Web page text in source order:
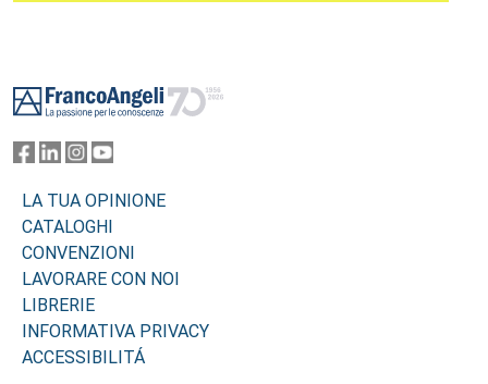
LA TUA OPINIONE
CATALOGHI
CONVENZIONI
LAVORARE CON NOI
LIBRERIE
INFORMATIVA PRIVACY
ACCESSIBILITÁ